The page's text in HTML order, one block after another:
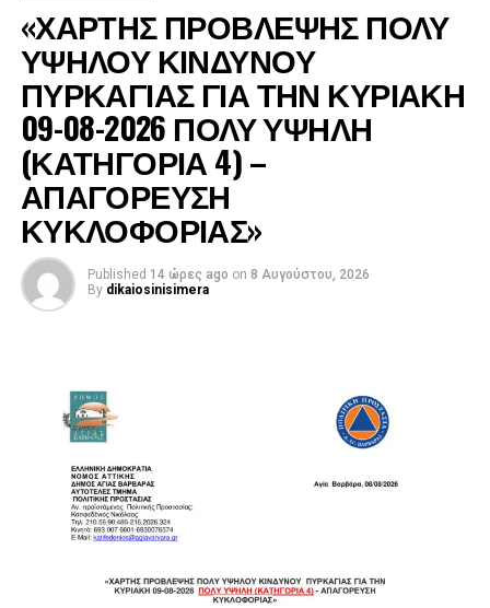
«ΧΑΡΤΗΣ ΠΡΟΒΛΕΨΗΣ ΠΟΛΥ
ΥΨΗΛΟΥ ΚΙΝΔΥΝΟΥ
ΠΥΡΚΑΓΙΑΣ ΓΙΑ ΤΗΝ ΚΥΡΙΑΚΗ
09-08-2026 ΠΟΛΥ ΥΨΗΛΗ
(ΚΑΤΗΓΟΡΙΑ 4) –
ΑΠΑΓΟΡΕΥΣΗ
ΚΥΚΛΟΦΟΡΙΑΣ»
Published 14 ώρες ago on 8 Αυγούστου, 2026
By dikaiosinisimera